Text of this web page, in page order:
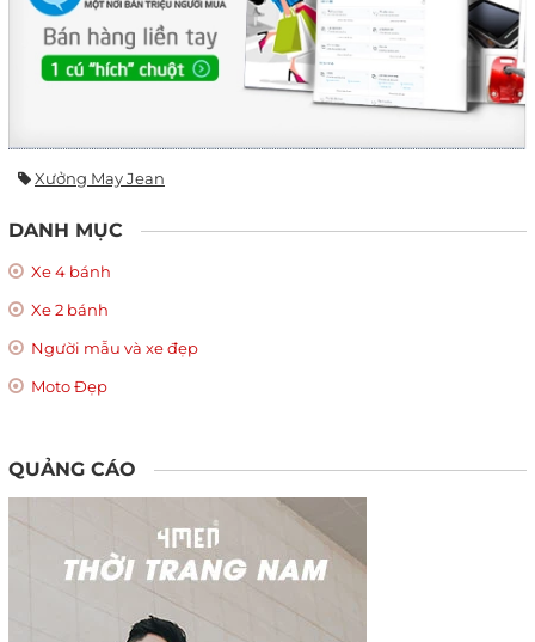
Xưởng May Jean
DANH MỤC
Xe 4 bánh
Xe 2 bánh
Người mẫu và xe đẹp
Moto Đẹp
QUẢNG CÁO